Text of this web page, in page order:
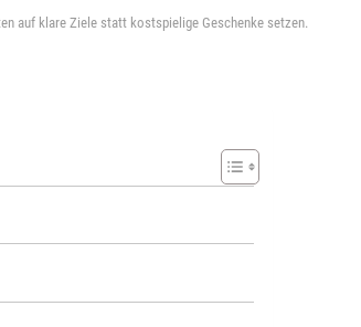
auf klare Ziele statt kostspielige Geschenke setzen.